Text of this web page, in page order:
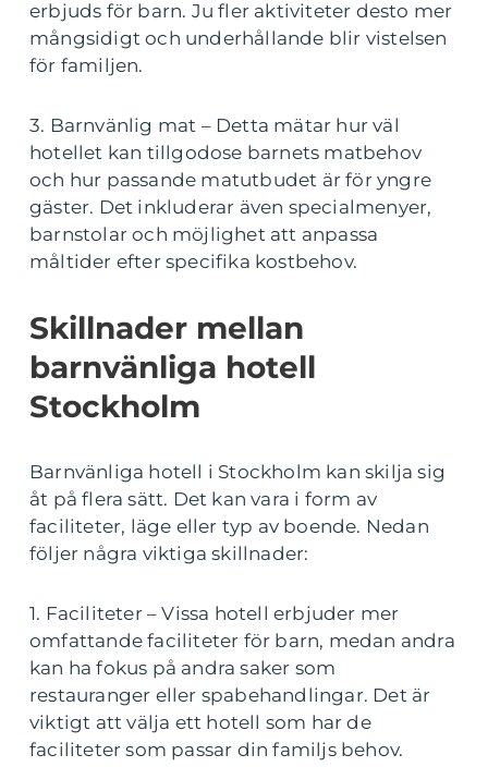
erbjuds för barn. Ju fler aktiviteter desto mer
mångsidigt och underhållande blir vistelsen
för familjen.
3. Barnvänlig mat – Detta mätar hur väl
hotellet kan tillgodose barnets matbehov
och hur passande matutbudet är för yngre
gäster. Det inkluderar även specialmenyer,
barnstolar och möjlighet att anpassa
måltider efter specifika kostbehov.
Skillnader mellan
barnvänliga hotell
Stockholm
Barnvänliga hotell i Stockholm kan skilja sig
åt på flera sätt. Det kan vara i form av
faciliteter, läge eller typ av boende. Nedan
följer några viktiga skillnader:
1. Faciliteter – Vissa hotell erbjuder mer
omfattande faciliteter för barn, medan andra
kan ha fokus på andra saker som
restauranger eller spabehandlingar. Det är
viktigt att välja ett hotell som har de
faciliteter som passar din familjs behov.